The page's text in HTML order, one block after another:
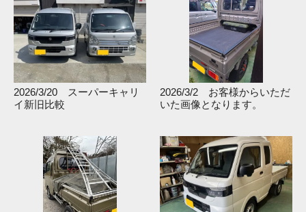
2026/3/20 スーパーキャリ
イ新旧比較
2026/3/2 お客様からいただ
いた画像となります。